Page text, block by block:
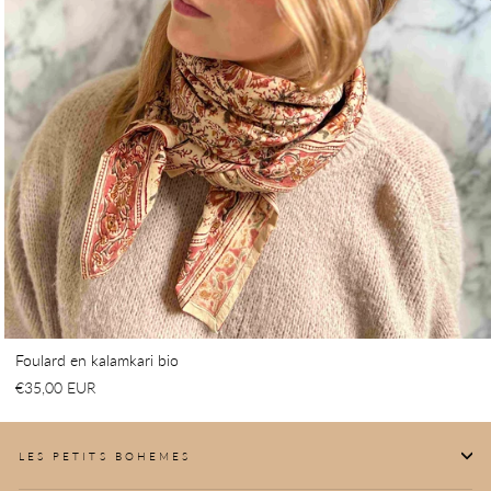
Foulard en kalamkari bio
€35,00 EUR
LES PETITS BOHEMES